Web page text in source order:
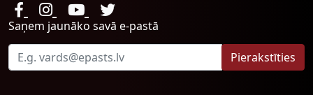
Saņem jaunāko savā e-pastā